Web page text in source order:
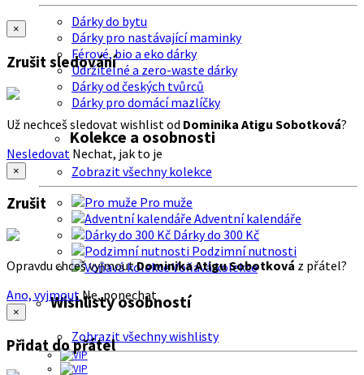
Dárky do bytu
Dárky pro nastávající maminky
Férové, bio a eko dárky
Udržitelné a zero-waste dárky
Dárky od českých tvůrců
Dárky pro domácí mazlíčky
Kolekce a osobnosti
Zobrazit všechny kolekce
Pro muže
Adventní kalendáře
Dárky do 300 Kč
Podzimní nutnosti
Voňavá kolekce
Wishlisty osobností
Zobrazit všechny wishlisty
×
Zrušit sledování
Už nechceš sledovat wishlist od Dominika Atigu Sobotková?
Nesledovat Nechat, jak to je
×
Zrušit
Opravdu chceš vyjmoutDominika Atigu Sobotková z přátel?
Ano, vyjmout Ne, ponechat
×
Přidat do přátel